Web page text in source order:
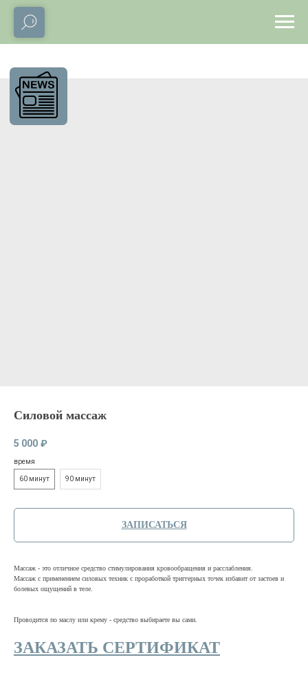
Силовой массаж
5 000 ₽
время
60 минут 90 минут
ЗАПИСАТЬСЯ
Массаж - это отличное средство стимулирования кровообращения и расслабления.
Массаж с применением силовых техник с проработкой триггерных точек избавит от застоев и
болевых ощущений в теле.
Проводится по маслу или крему - средство выбираете вы сами.
ЗАКАЗАТЬ СЕРТИФИКАТ